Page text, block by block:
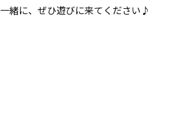
緒に、ぜひ遊びに来てください♪